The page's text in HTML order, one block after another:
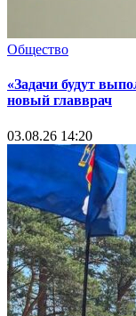
Общество
«Задачи будут
новый главврач
03.08.26 14:20